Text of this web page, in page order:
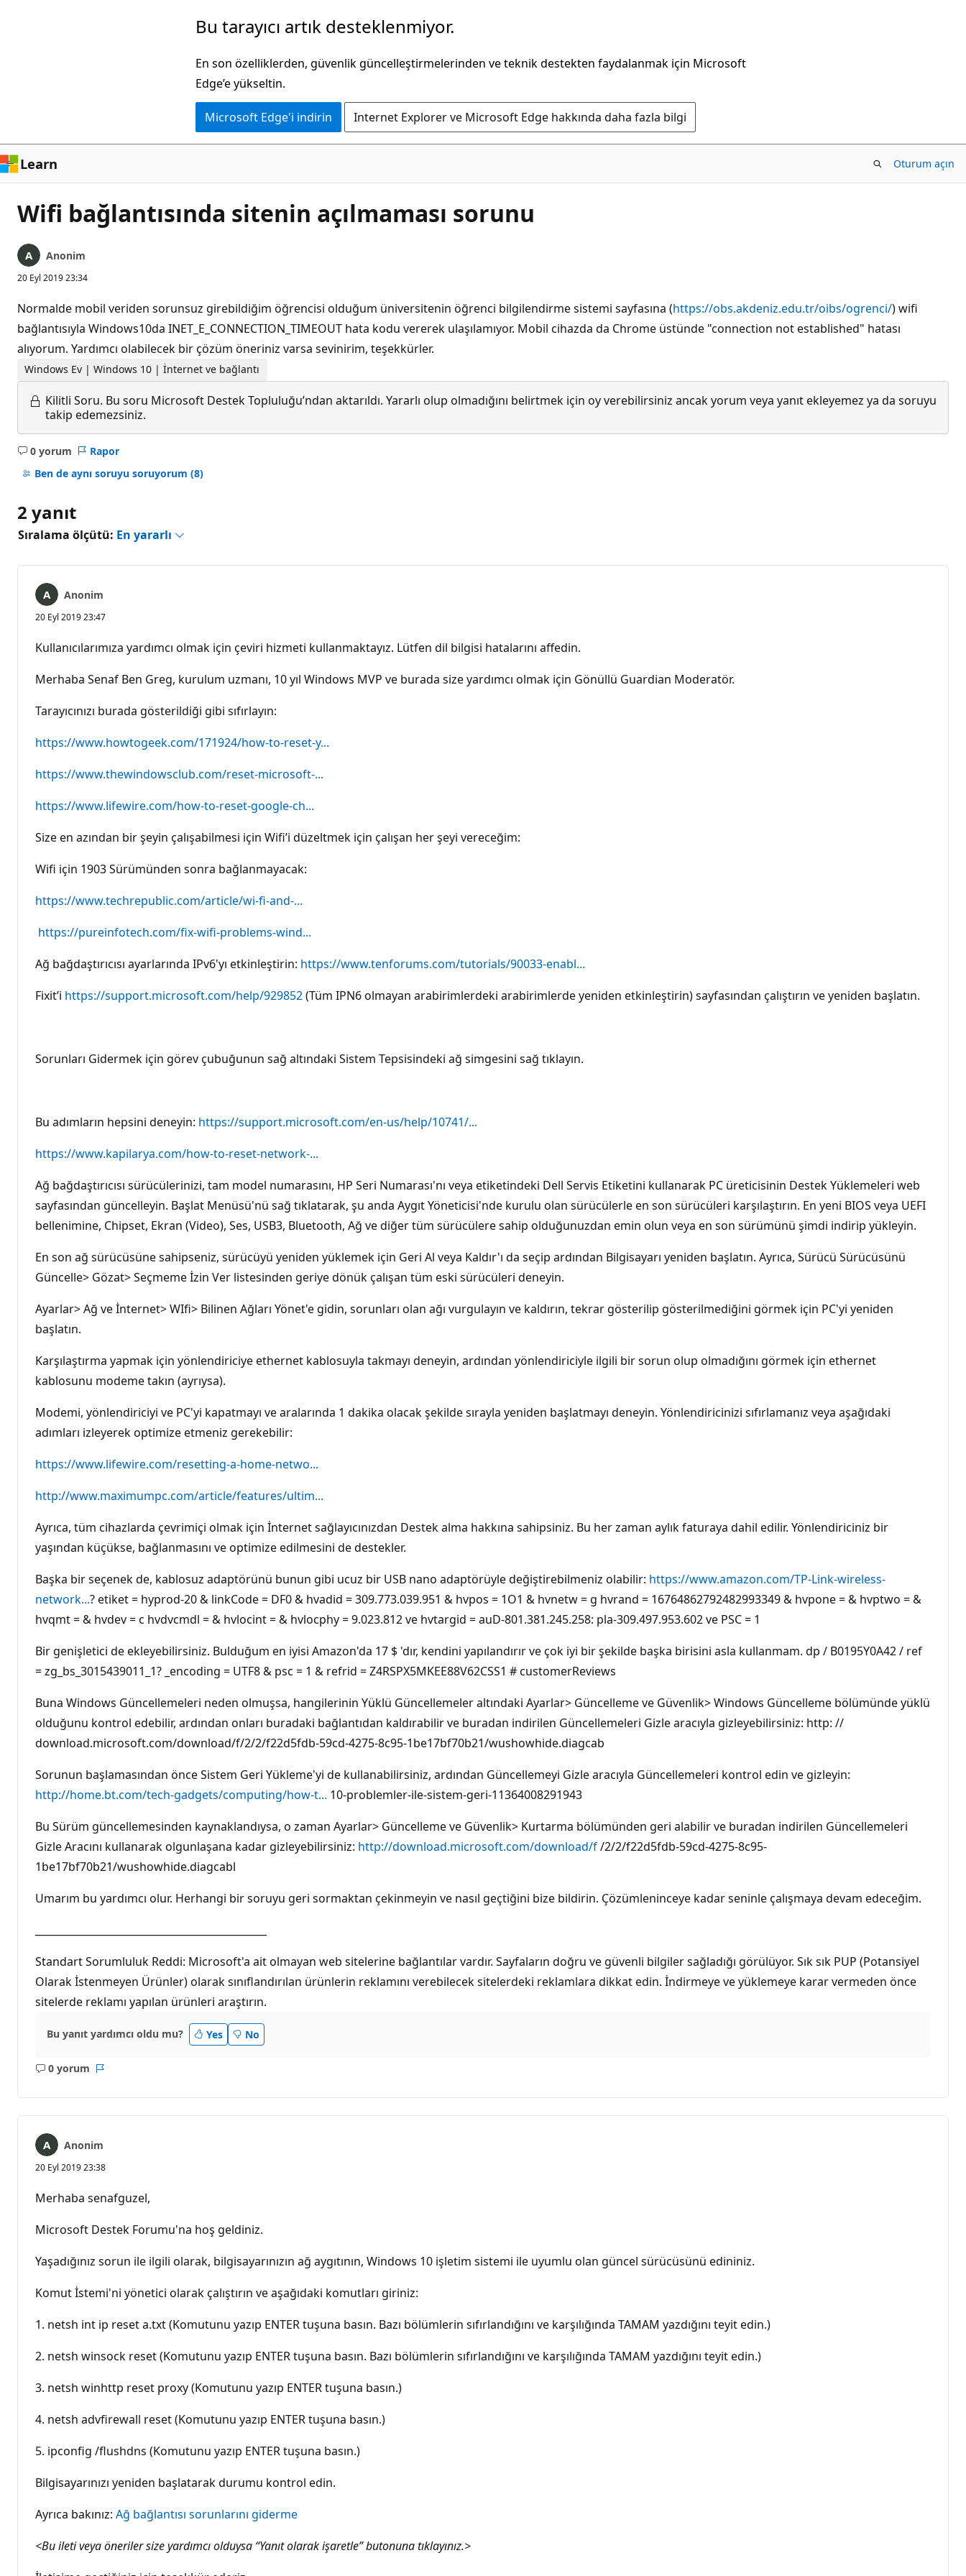
Bu tarayıcı artık desteklenmiyor.
En son özelliklerden, güvenlik güncelleştirmelerinden ve teknik destekten faydalanmak için Microsoft
Edge’e yükseltin.
Microsoft Edge'i indirin Internet Explorer ve Microsoft Edge hakkında daha fazla bilgi
Learn Oturum açın
Wifi bağlantısında sitenin açılmaması sorunu
Anonim
20 Eyl 2019 23:34
Normalde mobil veriden sorunsuz girebildiğim öğrencisi olduğum üniversitenin öğrenci bilgilendirme sistemi sayfasına (https://obs.akdeniz.edu.tr/oibs/ogrenci/) wifi
bağlantısıyla Windows10da INET_E_CONNECTION_TIMEOUT hata kodu vererek ulaşılamıyor. Mobil cihazda da Chrome üstünde "connection not established" hatası
alıyorum. Yardımcı olabilecek bir çözüm öneriniz varsa sevinirim, teşekkürler.
Windows Ev | Windows 10 | İnternet ve bağlantı
Kilitli Soru. Bu soru Microsoft Destek Topluluğu’ndan aktarıldı. Yararlı olup olmadığını belirtmek için oy verebilirsiniz ancak yorum veya yanıt ekleyemez ya da soruyu
takip edemezsiniz.
0 yorum
Açıklama
yok
Rapor
Ben de aynı soruyu soruyorum (8)
2 yanıt
Sıralama ölçütü: En yararlı
Anonim
20 Eyl 2019 23:47
Kullanıcılarımıza yardımcı olmak için çeviri hizmeti kullanmaktayız. Lütfen dil bilgisi hatalarını affedin.
Merhaba Senaf Ben Greg, kurulum uzmanı, 10 yıl Windows MVP ve burada size yardımcı olmak için Gönüllü Guardian Moderatör.
Tarayıcınızı burada gösterildiği gibi sıfırlayın:
https://www.howtogeek.com/171924/how-to-reset-y...
https://www.thewindowsclub.com/reset-microsoft-...
https://www.lifewire.com/how-to-reset-google-ch...
Size en azından bir şeyin çalışabilmesi için Wifi’i düzeltmek için çalışan her şeyi vereceğim:
Wifi için 1903 Sürümünden sonra bağlanmayacak:
https://www.techrepublic.com/article/wi-fi-and-...
https://pureinfotech.com/fix-wifi-problems-wind...
Ağ bağdaştırıcısı ayarlarında IPv6'yı etkinleştirin: https://www.tenforums.com/tutorials/90033-enabl...
Fixit’i https://support.microsoft.com/help/929852(Tüm IPN6 olmayan arabirimlerdeki arabirimlerde yeniden etkinleştirin) sayfasından çalıştırın ve yeniden başlatın.
Sorunları Gidermek için görev çubuğunun sağ altındaki Sistem Tepsisindeki ağ simgesini sağ tıklayın.
Bu adımların hepsini deneyin: https://support.microsoft.com/en-us/help/10741/...
https://www.kapilarya.com/how-to-reset-network-...
Ağ bağdaştırıcısı sürücülerinizi, tam model numarasını, HP Seri Numarası'nı veya etiketindeki Dell Servis Etiketini kullanarak PC üreticisinin Destek Yüklemeleri web
sayfasından güncelleyin. Başlat Menüsü'nü sağ tıklatarak, şu anda Aygıt Yöneticisi'nde kurulu olan sürücülerle en son sürücüleri karşılaştırın. En yeni BIOS veya UEFI
bellenimine, Chipset, Ekran (Video), Ses, USB3, Bluetooth, Ağ ve diğer tüm sürücülere sahip olduğunuzdan emin olun veya en son sürümünü şimdi indirip yükleyin.
En son ağ sürücüsüne sahipseniz, sürücüyü yeniden yüklemek için Geri Al veya Kaldır'ı da seçip ardından Bilgisayarı yeniden başlatın. Ayrıca, Sürücü Sürücüsünü
Güncelle> Gözat> Seçmeme İzin Ver listesinden geriye dönük çalışan tüm eski sürücüleri deneyin.
Ayarlar> Ağ ve İnternet> WIfi> Bilinen Ağları Yönet'e gidin, sorunları olan ağı vurgulayın ve kaldırın, tekrar gösterilip gösterilmediğini görmek için PC'yi yeniden
başlatın.
Karşılaştırma yapmak için yönlendiriciye ethernet kablosuyla takmayı deneyin, ardından yönlendiriciyle ilgili bir sorun olup olmadığını görmek için ethernet
kablosunu modeme takın (ayrıysa).
Modemi, yönlendiriciyi ve PC'yi kapatmayı ve aralarında 1 dakika olacak şekilde sırayla yeniden başlatmayı deneyin. Yönlendiricinizi sıfırlamanız veya aşağıdaki
adımları izleyerek optimize etmeniz gerekebilir:
https://www.lifewire.com/resetting-a-home-netwo...
http://www.maximumpc.com/article/features/ultim...
Ayrıca, tüm cihazlarda çevrimiçi olmak için İnternet sağlayıcınızdan Destek alma hakkına sahipsiniz. Bu her zaman aylık faturaya dahil edilir. Yönlendiriciniz bir
yaşından küçükse, bağlanmasını ve optimize edilmesini de destekler.
Başka bir seçenek de, kablosuz adaptörünü bunun gibi ucuz bir USB nano adaptörüyle değiştirebilmeniz olabilir: https://www.amazon.com/TP-Link-wireless-
network...? etiket = hyprod-20 & linkCode = DF0 & hvadid = 309.773.039.951 & hvpos = 1O1 & hvnetw = g hvrand = 16764862792482993349 & hvpone = & hvptwo = &
hvqmt = & hvdev = c hvdvcmdl = & hvlocint = & hvlocphy = 9.023.812 ve hvtargid = auD-801.381.245.258: pla-309.497.953.602 ve PSC = 1
Bir genişletici de ekleyebilirsiniz. Bulduğum en iyisi Amazon'da 17 $ 'dır, kendini yapılandırır ve çok iyi bir şekilde başka birisini asla kullanmam. dp / B0195Y0A42 / ref
= zg_bs_3015439011_1? _encoding = UTF8 & psc = 1 & refrid = Z4RSPX5MKEE88V62CSS1 # customerReviews
Buna Windows Güncellemeleri neden olmuşsa, hangilerinin Yüklü Güncellemeler altındaki Ayarlar> Güncelleme ve Güvenlik> Windows Güncelleme bölümünde yüklü
olduğunu kontrol edebilir, ardından onları buradaki bağlantıdan kaldırabilir ve buradan indirilen Güncellemeleri Gizle aracıyla gizleyebilirsiniz: http: //
download.microsoft.com/download/f/2/2/f22d5fdb-59cd-4275-8c95-1be17bf70b21/wushowhide.diagcab
Sorunun başlamasından önce Sistem Geri Yükleme'yi de kullanabilirsiniz, ardından Güncellemeyi Gizle aracıyla Güncellemeleri kontrol edin ve gizleyin:
http://home.bt.com/tech-gadgets/computing/how-t... 10-problemler-ile-sistem-geri-11364008291943
Bu Sürüm güncellemesinden kaynaklandıysa, o zaman Ayarlar> Güncelleme ve Güvenlik> Kurtarma bölümünden geri alabilir ve buradan indirilen Güncellemeleri
Gizle Aracını kullanarak olgunlaşana kadar gizleyebilirsiniz: http://download.microsoft.com/download/f/2/2/f22d5fdb-59cd-4275-8c95-
1be17bf70b21/wushowhide.diagcabl
Umarım bu yardımcı olur. Herhangi bir soruyu geri sormaktan çekinmeyin ve nasıl geçtiğini bize bildirin. Çözümleninceye kadar seninle çalışmaya devam edeceğim.
Standart Sorumluluk Reddi: Microsoft'a ait olmayan web sitelerine bağlantılar vardır. Sayfaların doğru ve güvenli bilgiler sağladığı görülüyor. Sık sık PUP (Potansiyel
Olarak İstenmeyen Ürünler) olarak sınıflandırılan ürünlerin reklamını verebilecek sitelerdeki reklamlara dikkat edin. İndirmeye ve yüklemeye karar vermeden önce
sitelerde reklamı yapılan ürünleri araştırın.
Bu yanıt yardımcı oldu mu? Yes No
0 yorum
Açıklama
Anonim
20 Eyl 2019 23:38
Merhaba senafguzel,
Microsoft Destek Forumu'na hoş geldiniz.
Yaşadığınız sorun ile ilgili olarak, bilgisayarınızın ağ aygıtının, Windows 10 işletim sistemi ile uyumlu olan güncel sürücüsünü edininiz.
Komut İstemi'ni yönetici olarak çalıştırın ve aşağıdaki komutları giriniz:
1. netsh int ip reset a.txt (Komutunu yazıp ENTER tuşuna basın. Bazı bölümlerin sıfırlandığını ve karşılığında TAMAM yazdığını teyit edin.)
2. netsh winsock reset (Komutunu yazıp ENTER tuşuna basın. Bazı bölümlerin sıfırlandığını ve karşılığında TAMAM yazdığını teyit edin.)
3. netsh winhttp reset proxy (Komutunu yazıp ENTER tuşuna basın.)
4. netsh advfirewall reset (Komutunu yazıp ENTER tuşuna basın.)
5. ipconfig /flushdns (Komutunu yazıp ENTER tuşuna basın.)
Bilgisayarınızı yeniden başlatarak durumu kontrol edin.
Ayrıca bakınız: Ağ bağlantısı sorunlarını giderme
<Bu ileti veya öneriler size yardımcı olduysa “Yanıt olarak işaretle” butonuna tıklayınız.>